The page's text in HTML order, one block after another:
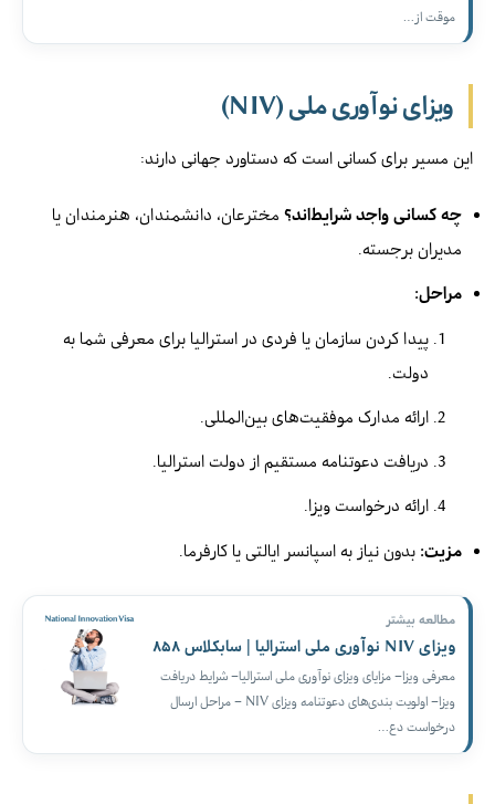
موقت از…
ویزای نوآوری ملی (NIV)
این مسیر برای کسانی است که دستاورد جهانی دارند:
چه کسانی واجد شرایط‌اند؟ مخترعان، دانشمندان، هنرمندان یا
مدیران برجسته.
مراحل:
پیدا کردن سازمان یا فردی در استرالیا برای معرفی شما به
دولت.
ارائه مدارک موفقیت‌های بین‌المللی.
دریافت دعوتنامه مستقیم از دولت استرالیا.
ارائه درخواست ویزا.
مزیت: بدون نیاز به اسپانسر ایالتی یا کارفرما.
مطالعه بیشتر
ویزای NIV نوآوری ملی استرالیا | سابکلاس ۸۵۸
معرفی ویزا– مزایای ویزای نوآوری ملی استرالیا– شرایط دریافت
ویزا– اولویت‌ بندی‌های دعوتنامه ویزای NIV – مراحل ارسال
درخواست دع…